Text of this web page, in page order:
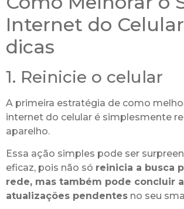
Internet do
dicas
1. Reinicie o celular
A primeira estratégia de como
internet do celular é simplesmente
aparelho.
Essa ação simples pode ser
eficaz, pois não só reinicia a busca
rede, mas também pode concluir
atualizações pendentes no seu